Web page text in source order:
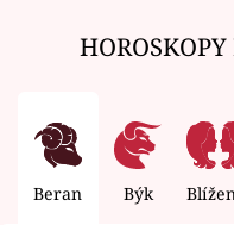
Beran Býk